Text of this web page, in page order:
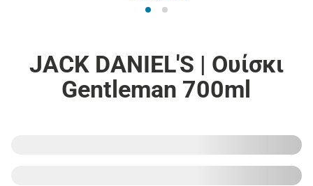
JACK DANIEL'S | Ουίσκι
Gentleman 700ml